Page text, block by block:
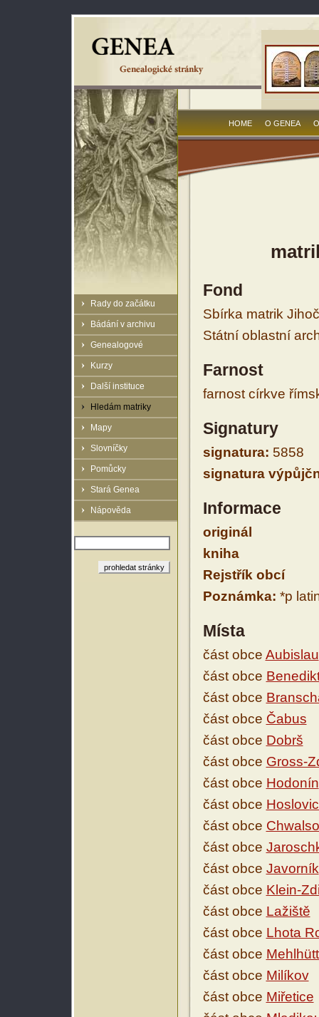
Rady do začátku
Bádání v archivu
Genealogové
Kurzy
Další instituce
Hledám matriky
Mapy
Slovníčky
Pomůcky
Stará Genea
Nápověda
HOME O GENEA
Fond
Sbírka matrik
Státní oblastní
Farnost
farnost církve
Signatury
signatura: 5858
signatura
Informace
originál
kniha
Rejstřík obcí
Poznámka: *p
Místa
část obce Aubislau
část obce
část obce
část obce Čabus
část obce Dobrš
část obce Gross-
část obce Hodonín
část obce
část obce
část obce
část obce Javorník
část obce Klein-
část obce Lažiště
část obce Lhota
část obce
část obce Milíkov
část obce Miřetice